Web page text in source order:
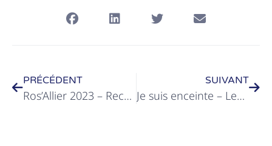
PRÉCÉDENT
Ros’Allier 2023 – Recette
SUIVANT
Je suis enceinte – Les médicaments : Oui mais pas n’importe comment !